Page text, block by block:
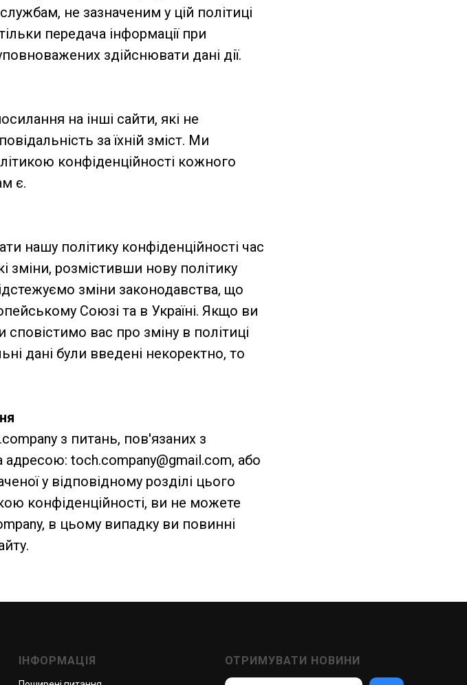
не зазначеним у цій політиці
передача інформації при
здійснювати дані дії.
на інші сайти, які не
за їхній зміст. Ми
конфіденційності кожного
є.
нашу політику конфіденційності час
зміни, розмістивши нову політику
зміни законодавства, що
Союзі та в Україні. Якщо ви
вас про зміну в політиці
дані були введені некоректно, то
з питань, пов'язаних з
toch.company@gmail.com, або
у відповідному розділі цього
конфіденційності, ви не можете
в цьому випадку ви повинні
ІНФОРМАЦІЯ ОТРИМУВАТИ НОВИНИ